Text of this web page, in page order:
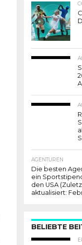
AGENTUREN
Die besten
ein
den USA
aktualisiert:
BELIEBTE